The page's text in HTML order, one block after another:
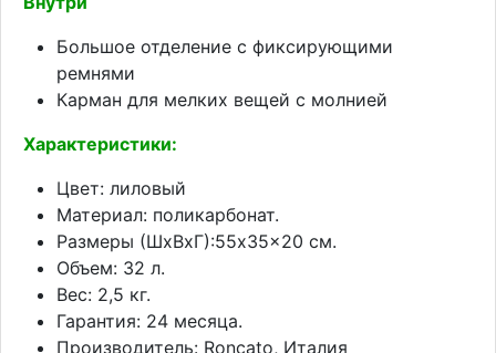
Большое отделение с фиксирующими
ремнями
Карман для мелких вещей с молнией
Характеристики:
Цвет: лиловый
Материал: поликарбонат.
Размеры (ШхВхГ):55x35x20 см.
Объем: 32 л.
Вес: 2,5 кг.
Гарантия: 24 месяца.
Производитель: Roncato, Италия